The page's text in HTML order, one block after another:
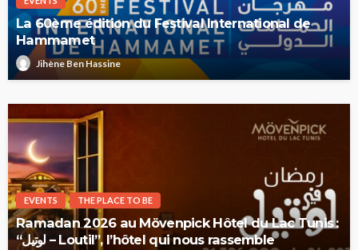
La 60ème édition du Festival International de
Hammamet
Jihène Ben Hassine
EVENTS THE PLACE TO BE
Ramadan 2026 au Mövenpick Hôtel du Lac Tunis :
“لوتيل – Loutil”, l’hôtel qui nous rassemble